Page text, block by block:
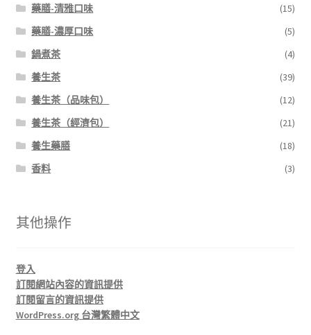
藥膳-清雅口味
(15)
藥膳-濃厚口味
(5)
鍋煮茶
(4)
養生茶
(39)
養生茶（品味包）
(12)
養生茶（經濟包）
(21)
養生藥膳
(18)
香料
(3)
其他操作
登入
訂閱網站內容的資訊提供
訂閱留言的資訊提供
WordPress.org 台灣繁體中文